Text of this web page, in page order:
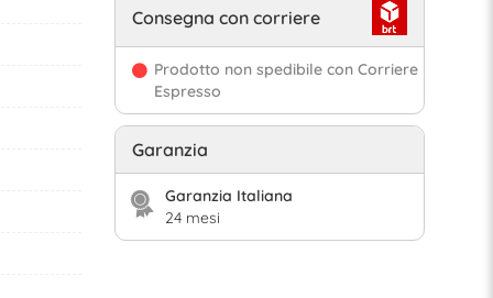
Consegna con corriere
Prodotto non spedibile con Corriere
Espresso
Garanzia
Garanzia Italiana
24 mesi